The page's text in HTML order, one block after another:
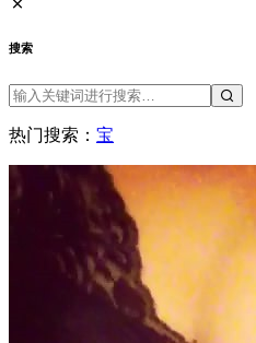
搜索
热门搜索： 宝